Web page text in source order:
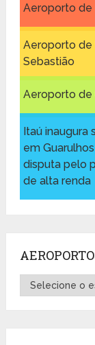
Aeroporto de
Aeroporto de
Sebastião
Aeroporto de
Itaú inaugura
em
disputa pelo
de alta renda
Aeroportos
por